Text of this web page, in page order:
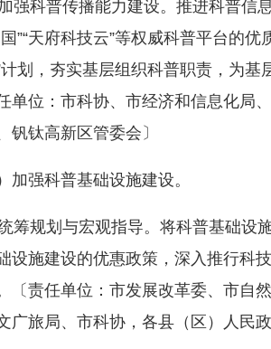
科普传播能力建设。推进科普信
”“天府科技云”等权威科普平台的
划，夯实基层组织科普职责，为
单位：市科协、市经济和信息化局
钒钛高新区管委会〕
强科普基础设施建设。
规划与宏观指导。将科普基础设
设施建设的优惠政策，深入推行科
〔责任单位：市发展改革委、市自
广旅局、市科协，各县（区）人民